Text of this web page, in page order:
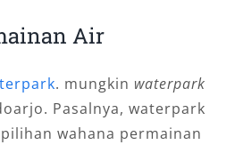
Air
. mungkin waterpark
Pasalnya, waterpark
wahana permainan